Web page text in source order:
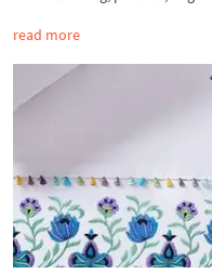
read more